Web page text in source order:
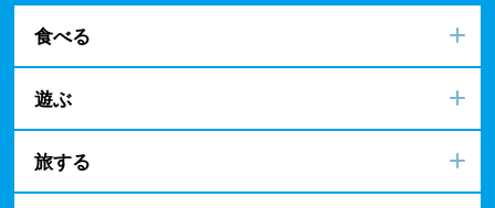
食べる
遊ぶ
旅する